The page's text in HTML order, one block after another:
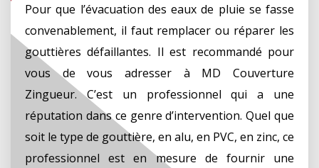
Pour que l’évacuation des eaux de pluie se fasse
convenablement, il faut remplacer ou réparer les
gouttières défaillantes. Il est recommandé pour
vous de vous adresser à MD Couverture
Zingueur. C’est un professionnel qui a une
réputation dans ce genre d’intervention. Quel que
soit le type de gouttière, en alu, en PVC, en zinc, ce
professionnel est en mesure de fournir une